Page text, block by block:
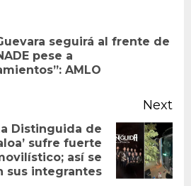
seguirá al frente de
pese a
AMLO
Next
Distinguida de
sufre fuerte
así se
sus integrantes